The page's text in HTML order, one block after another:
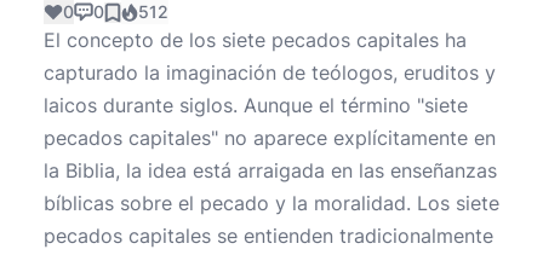
0 0 512
El concepto de los siete pecados capitales ha
capturado la imaginación de teólogos, eruditos y
laicos durante siglos. Aunque el término "siete
pecados capitales" no aparece explícitamente en
la Biblia, la idea está arraigada en las enseñanzas
bíblicas sobre el pecado y la moralidad. Los siete
pecados capitales se entienden tradicionalmente